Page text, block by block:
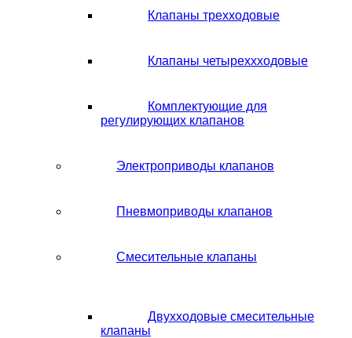
Клапаны трехходовые
Клапаны четыреххходовые
Комплектующие для
регулирующих клапанов
Электроприводы клапанов
Пневмоприводы клапанов
Смесительные клапаны
Двухходовые смесительные
клапаны